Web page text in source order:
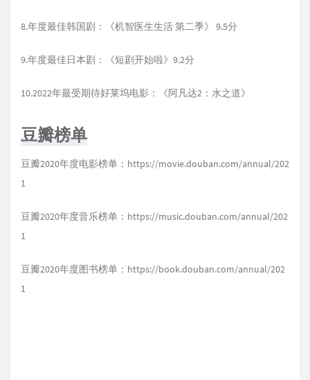
8.年度最佳韩国剧：《机智医生生活 第二季》 9.5分
9.年度最佳日本剧：《短剧开始啦》9.2分
10.2022年最受期待好莱坞电影：《阿凡达2：水之道》
豆瓣榜单
豆瓣2020年度电影榜单： https://movie.douban.com/annual/202
1
豆瓣2020年度音乐榜单： https://music.douban.com/annual/202
1
豆瓣2020年度图书榜单： https://book.douban.com/annual/202
1